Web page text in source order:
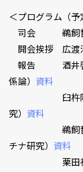
＜プログラム（予
司会 鵜飼哲
開会挨拶 広渡
報告 酒井啓子
係論） 資料
臼杵陽 （日
究） 資料
鵜飼哲 （一
チナ研究） 資料
栗田禎子（